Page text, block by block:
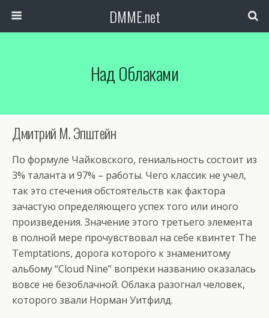
DMME.net
Над Облаками
Дмитрий М. Эпштейн
По формуле Чайковского, гениальность состоит из
3% таланта и 97% – работы. Чего классик не учел,
так это стечения обстоятельств как фактора
зачастую определяющего успех того или иного
произведения. Значение этого третьего элемента
в полной мере прочувствовал на себе квинтет The
Temptations, дорога которого к знаменитому
альбому “Cloud Nine” вопреки названию оказалась
вовсе не безоблачной. Облака разогнал человек,
которого звали Норман Уитфилд.